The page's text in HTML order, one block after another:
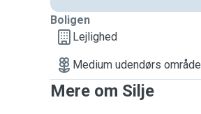
Boligen
Lejlighed
Medium udendørs område
Mere om Silje